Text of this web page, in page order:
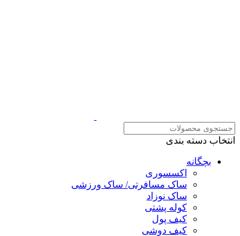
انتخاب دسته بندی
بچگانه
اکسسوری
ساک مسافرتی/ ساک ورزشی
ساک نوزاد
کوله پشتی
کیف پول
کیف دوشی